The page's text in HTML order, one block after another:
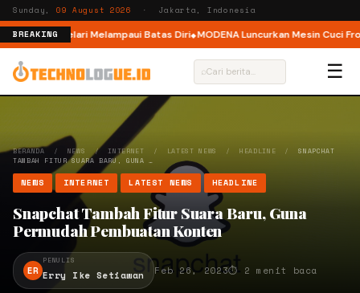
Sunday, 09 August 2026 · Jakarta, Indonesia
BREAKING
Ajak Pelari Melampaui Batas Diri MODENA Luncurkan Mesin Cuci
⌕ ☰
BERANDA / NEWS / INTERNET / LATEST NEWS /HEADLINE /SNAPCHAT
TAMBAH FITUR SUARA BARU, GUNA …
NEWS INTERNET LATEST NEWS HEADLINE
Snapchat Tambah Fitur Suara Baru, Guna
Permudah Pembuatan Konten
ER
PENULIS
Erry Ike Setiawan Feb 26, 2023⏱ 2 menit baca